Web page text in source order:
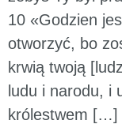
10 «Godzien
otworzyć, bo
krwią twoją
ludu i narodu, i
królestwem […]